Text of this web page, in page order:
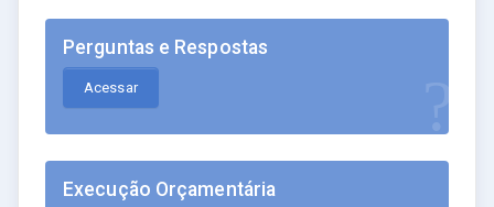
Perguntas e Respostas
Acessar
Execução Orçamentária